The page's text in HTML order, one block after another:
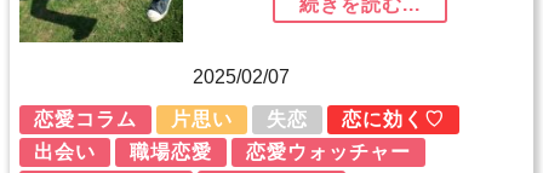
続きを読む...
2025/02/07
恋愛コラム 片思い 失恋
恋に効く♡
出会い
職場恋愛
恋愛ウォッチャー